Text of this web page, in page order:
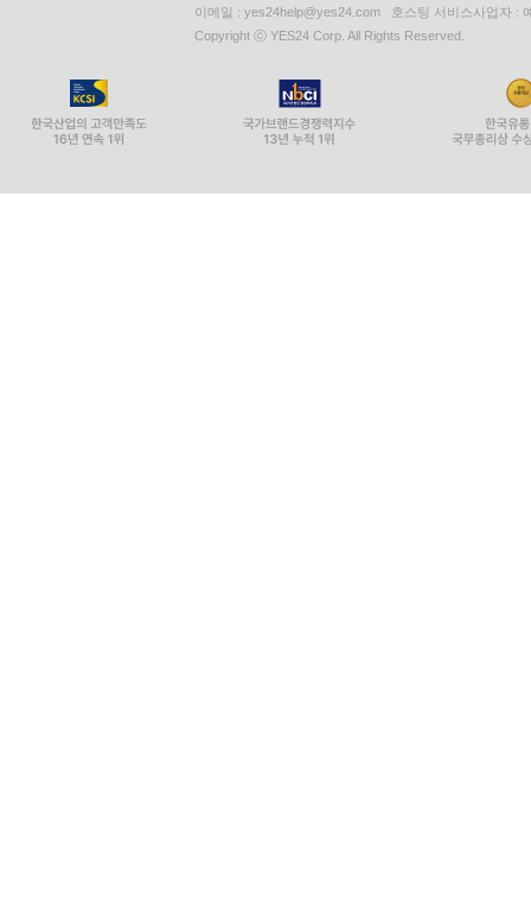
이메일 : yes24help@yes24.com 호스팅 서비스사업자 :
Copyright ⓒ YES24 Corp. All Rights Reserved.